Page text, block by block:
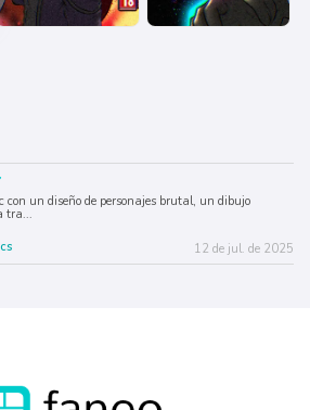
con un diseño de personajes brutal, un dibujo
tra...
12 de jul. de 2025